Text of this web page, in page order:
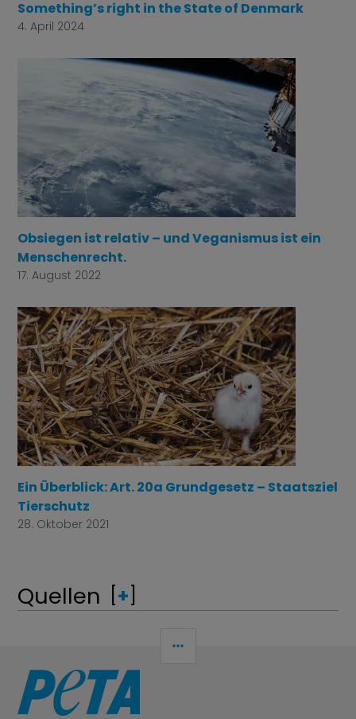
Something’s right in the State of Denmark
4. April 2024
Obsiegen ist relativ – und Veganismus ist ein
Menschenrecht.
17. August 2022
Ein Überblick: Art. 20a Grundgesetz – Staatsziel
Tierschutz
28. Oktober 2021
Quellen [+]